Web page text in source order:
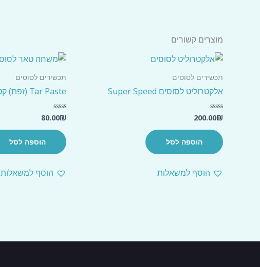
מוצרים קשורים
תכשירים לסוסים
אלקטרוליט לסוסים Super Speed
דורג
מתוך
5
200.00₪
הוספה לסל
הוסף למשאלות
תכשירים לסוסים
Tar Paste (זפת) קטרן פרסה
דורג
מתוך
5
80.00₪
הוספה לסל
הוסף למשאלות